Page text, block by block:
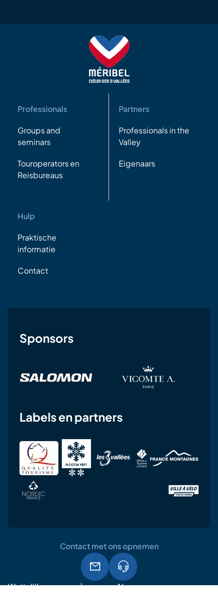
Professionals
Groups and
seminars
Touroperators en
Reisbureaus
Partners
Professionals in the
Valley
Eigenaars
Hulp
Praktische
informatie
Contact
Sponsors
Labels en partners
Wettelijke Algemene
Contact met ons opnemen